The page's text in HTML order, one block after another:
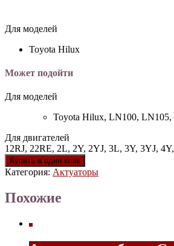
Для моделей
Toyota Hilux
Может подойти
Для моделей
Toyota Hilux, LN100,
Для двигателей
12RJ, 22RE, 2L, 2Y, 2YJ, 3L, 3Y, 3YJ,
Купить в один клик
Категория: Актуаторы
Похожие